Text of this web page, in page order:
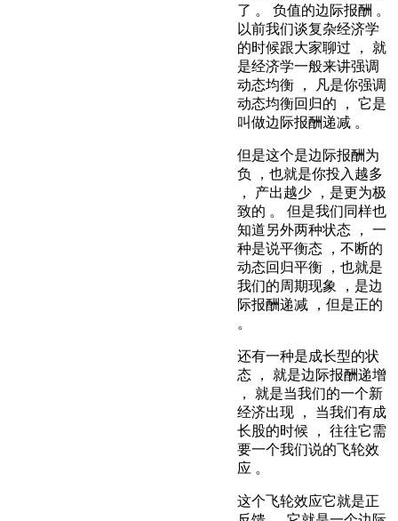
了 。 负值的边际报酬 。
以前我们谈复杂经济学
的时候跟大家聊过 ， 就
是经济学一般来讲强调
动态均衡 ， 凡是你强调
动态均衡回归的 ， 它是
叫做边际报酬递减 。
但是这个是边际报酬为
负 ，也就是你投入越多
， 产出越少 ，是更为极
致的 。 但是我们同样也
知道另外两种状态 ， 一
种是说平衡态 ，不断的
动态回归平衡 ，也就是
我们的周期现象 ，是边
际报酬递减 ，但是正的
。
还有一种是成长型的状
态 ， 就是边际报酬递增
， 就是当我们的一个新
经济出现 ， 当我们有成
长股的时候 ， 往往它需
要一个我们说的飞轮效
应 。
这个飞轮效应它就是正